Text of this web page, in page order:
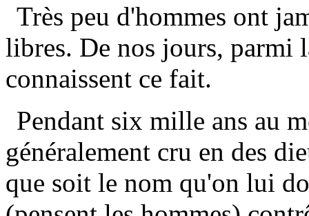
Très peu d'hommes ont
libres. De nos jours, parmi
connaissent ce fait.
Pendant six mille ans au
généralement cru en des
que soit le nom qu'on lui